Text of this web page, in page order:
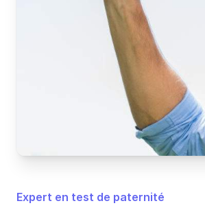
Expert en test de paternité